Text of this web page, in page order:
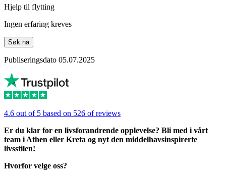
Hjelp til flytting
Ingen erfaring kreves
Søk nå
Publiseringsdato 05.07.2025
4.6 out of 5 based on 526 of reviews
Er du klar for en livsforandrende opplevelse? Bli med i vårt
team i Athen eller Kreta og nyt den middelhavsinspirerte
livsstilen!
Hvorfor velge oss?